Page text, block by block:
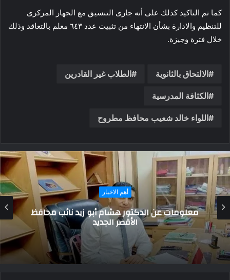
كما تم التاكيد كذلك على أنه جارى التنسيق مع الجهاز المركزى
للتنظيم والادارة بشأن الانتهاء من تثبيت عدد ٦٤٣ معلم بالتعاقد وذلك
خلال فترة وجيزة.
الالتحاق بالثانوية الطلاب غير القادرين
الكثافة المدرسية
اللواء خالد شعيب محافظ مطروح
أهم الاخبار
لجنة فض المنازعات تنجح في حل خلافات بين
طرفين في نهطاي